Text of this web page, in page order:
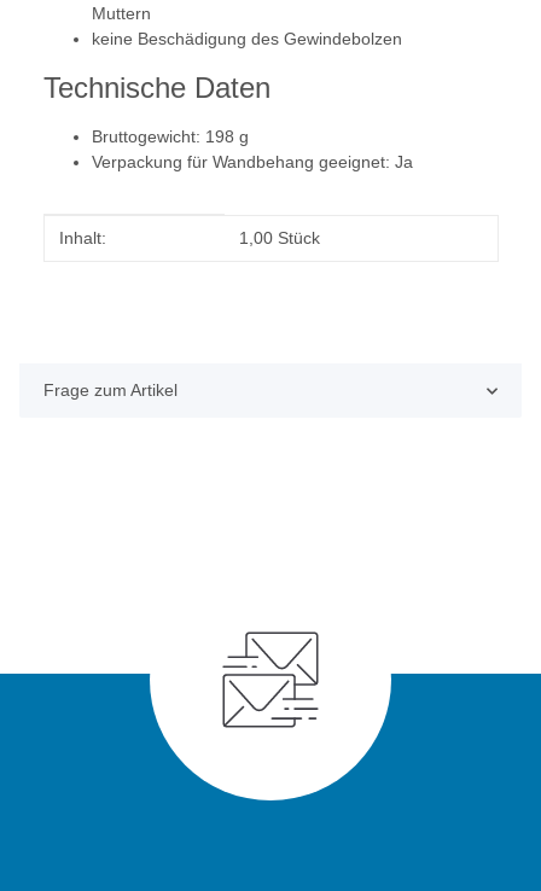
Muttern
keine Beschädigung des Gewindebolzen
Technische Daten
Bruttogewicht: 198 g
Verpackung für Wandbehang geeignet: Ja
Produkteigenschaft
Wert
Inhalt: 1,00 Stück
Frage zum Artikel